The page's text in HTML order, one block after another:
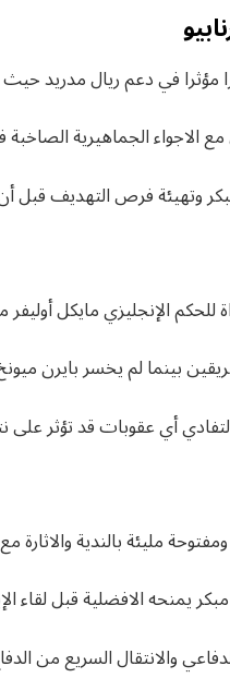
مؤثرا في دعم ريال مدريد
الاجواء الجماهيرية
وتهيئة فرص التهديف
للحكم الإنجليزي مايكل
بينما لم يخسر بايرن
لتفادي أي عقوبات قد تؤثر
ومفتوحة مليئة بالندية
الافضلية قبل لقاء
والانتقال السريع من